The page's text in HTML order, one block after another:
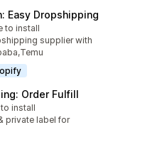
Easy Dropshipping
281
to install
supplier with
Order Fulfill
49
install
private label for